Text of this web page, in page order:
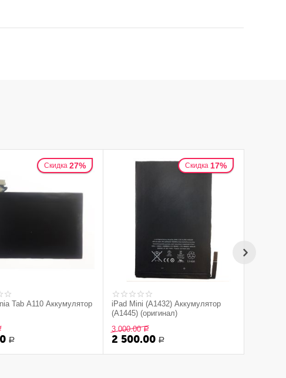
Скидка 27%
Tab A110 Аккумулятор
Р
Скидка 17%
iPad Mini (A1432) Аккумулятор
(A1445) (оригинал)
3 000.00 Р
2 500.00 Р